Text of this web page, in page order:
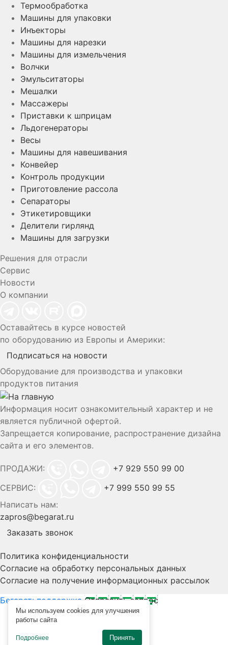
Мы используем cookies для улучшения
работы сайта
Подробнее Принять
Термообработка
Машины для упаковки
Инъекторы
Машины для нарезки
Машины для измельчения
Волчки
Эмульситаторы
Мешалки
Массажеры
Приставки к шприцам
Льдогенераторы
Весы
Машины для навешивания
Конвейер
Контроль продукции
Приготовление рассола
Сепараторы
Этикетировщики
Делители гирлянд
Машины для загрузки
Решения для отрасли
Сервис
Новости
О компании
Оставайтесь в курсе новостей
по оборудованию из Европы и Америки:
Подписаться на новости
Оборудование для производства и упаковки
продуктов питания
Информация носит ознакомительный характер и не
является публичной офертой.
Запрещается копирование, распространение дизайна
сайта и его элементов.
ПРОДАЖИ:
+7 929 550 99 00
СЕРВИС:
+7 999 550 99 55
Написать нам:
zapros@begarat.ru
Заказать звонок
Политика конфиденциальности
Согласие на обработку персональных данных
Согласие на получение информационных рассылок
Бегарат: поддержка Отправить запрос